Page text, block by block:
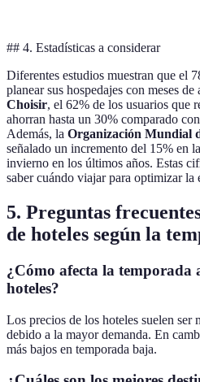
## 4. Estadísticas a considerar
Diferentes estudios muestran que el
planear sus hospedajes con meses
Choisir, el 62% de los usuarios que
ahorran hasta un 30% comparado
Además, la Organización Mundial
señalado un incremento del 15% en
invierno en los últimos años. Estas
saber cuándo viajar para optimizar la
5. Preguntas
de hoteles según la
¿Cómo afecta la temporada
hoteles?
Los precios de los hoteles suelen ser
debido a la mayor demanda. En
más bajos en temporada baja.